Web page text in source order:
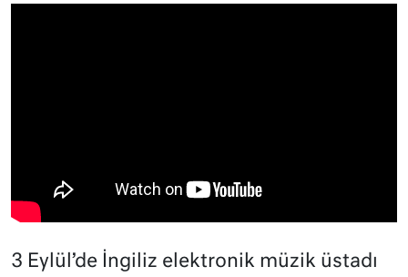
3 Eylül’de İngiliz elektronik müzik üstadı